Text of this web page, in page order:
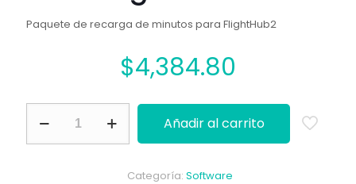
Paquete de recarga de minutos para FlightHub2
$4,384.80
Minutos
FlightHub
Añadir al carrito
Categoría: Software